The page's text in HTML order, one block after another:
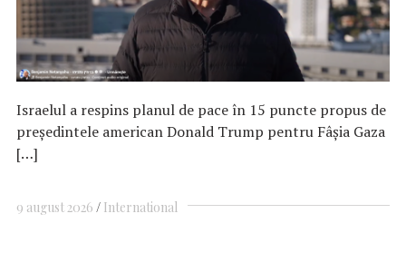
Israelul a respins planul de pace în 15 puncte propus de
președintele american Donald Trump pentru Fâșia Gaza
[…]
9 august 2026 International